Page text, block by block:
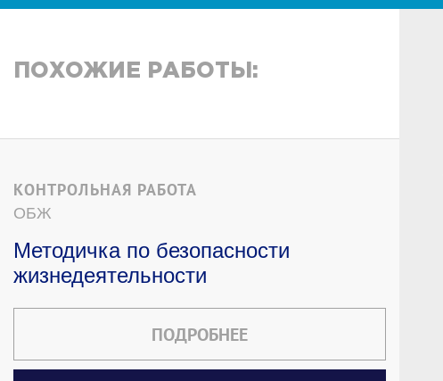
ПОХОЖИЕ РАБОТЫ:
КОНТРОЛЬНАЯ РАБОТА
ОБЖ
Методичка по безопасности
жизнедеятельности
ПОДРОБНЕЕ